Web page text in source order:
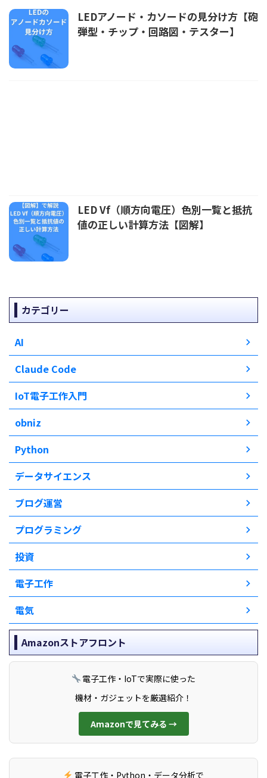
LEDアノード・カソードの見分け方【砲
弾型・チップ・回路図・テスター】
LED Vf（順方向電圧）色別一覧と抵抗
値の正しい計算方法【図解】
カテゴリー
AI
Claude Code
IoT電子工作入門
obniz
Python
データサイエンス
ブログ運営
プログラミング
投資
電子工作
電気
Amazonストアフロント
電子工作・IoTで実際に使った
機材・ガジェットを厳選紹介！
Amazonで見てみる →
電子工作・Python・データ分析で